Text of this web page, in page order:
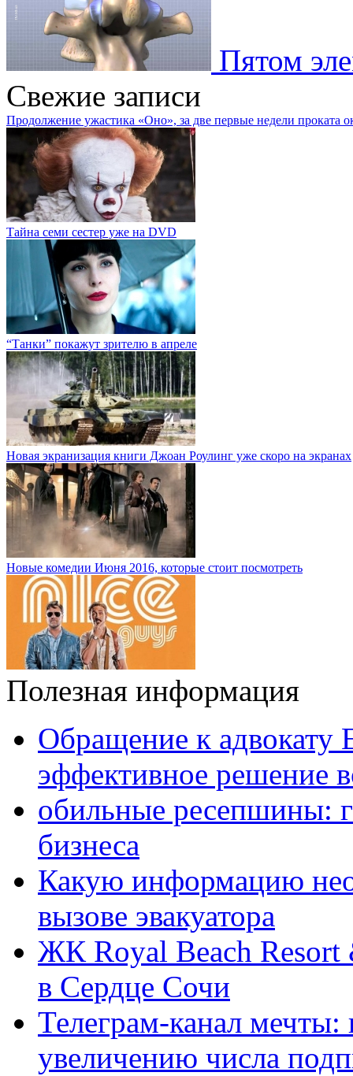
Пятом
Свежие записи
Продолжение ужастика «Оно», за две первые недели проката
Тайна семи сестер уже на DVD
“Танки” покажут зрителю в апреле
Новая экранизация книги Джоан Роулинг уже скоро на экранах
Новые комедии Июня 2016, которые стоит посмотреть
Полезная информация
Обращение к адвокату
эффективное решение
обильные ресепшины:
бизнеса
Какую информацию
вызове эвакуатора
ЖК Royal Beach
в Сердце Сочи
Телеграм-канал мечты:
увеличению числа